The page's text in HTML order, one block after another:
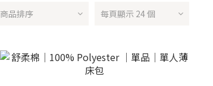
商品排序 每頁顯示 24 個